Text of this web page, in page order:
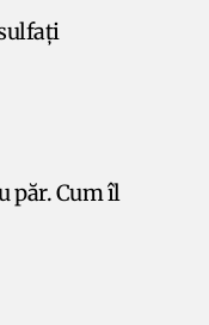
păr. Cum îl